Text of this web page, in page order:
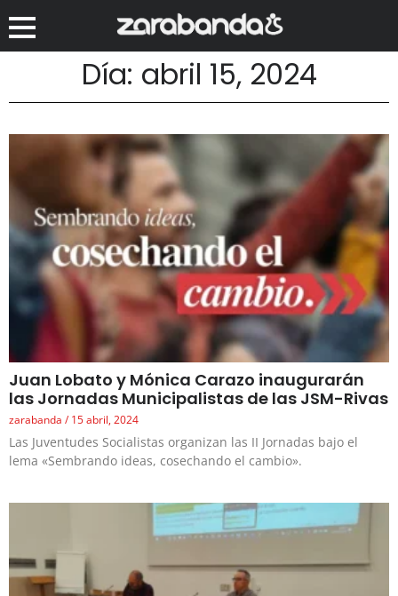
Día: abril 15, 2024
Juan Lobato y Mónica Carazo inaugurarán
las Jornadas Municipalistas de las JSM-Rivas
zarabanda 15 abril, 2024
Las Juventudes Socialistas organizan las II Jornadas bajo el
lema «Sembrando ideas, cosechando el cambio».